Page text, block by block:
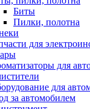
Биты
Пилки, полотна
для
для
для
за автомобилем